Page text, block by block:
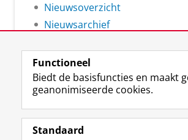
Nieuwsoverzicht
Nieuwsarchief
Volg de RUG
F
a
L
i
R
S
Functioneel
Biedt de basisfuncties en maakt
geanonimiseerde cookies.
Standaard